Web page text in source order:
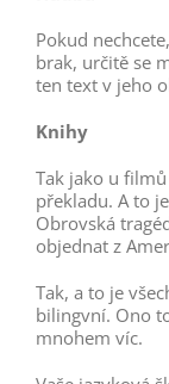
Pokud
brak, určitě se
ten text v jeho
Knihy
Tak jako u
překladu. A to
Obrovská
objednat z
Tak, a to je
bilingvní. Ono
mnohem víc.